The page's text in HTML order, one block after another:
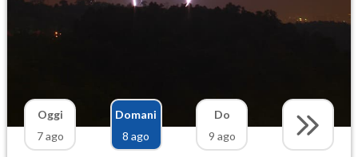
Oggi
7 ago
Domani
8 ago
Do
9 ago